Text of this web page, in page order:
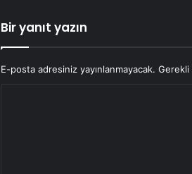
Bir yanıt yazın
E-posta adresiniz yayınlanmayacak. Gerekli